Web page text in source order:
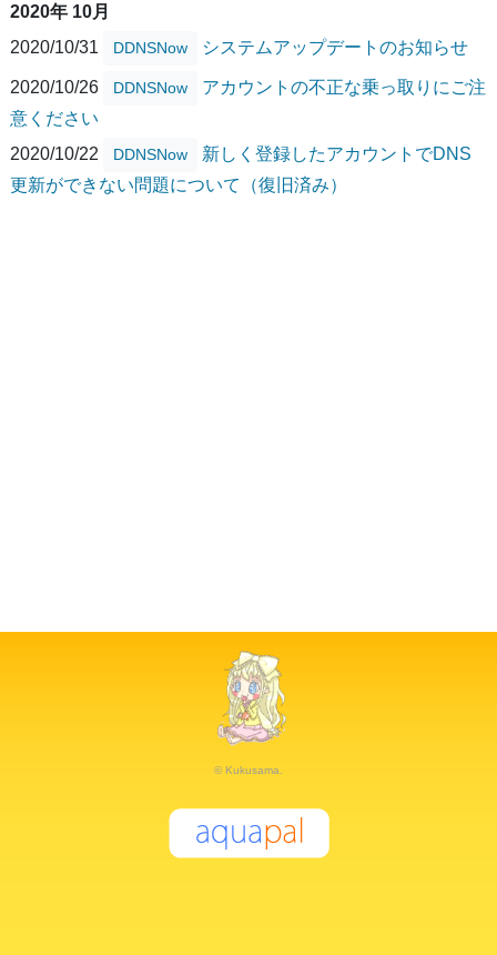
2020年 10月
2020/10/31
DDNSNow システムアップデートのお知らせ
2020/10/26 DDNSNow
アカウントの不正な乗っ取りにご注
意ください
2020/10/22
DDNSNow
新しく登録したアカウントでDNS
更新ができない問題について（復旧済み）
© Kukusama.